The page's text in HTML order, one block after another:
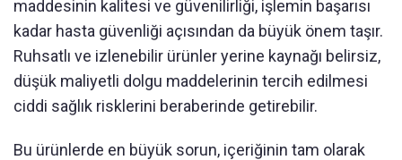
maddesinin kalitesi ve güvenilirliği, işlemin başarısı
kadar hasta güvenliği açısından da büyük önem taşır.
Ruhsatlı ve izlenebilir ürünler yerine kaynağı belirsiz,
düşük maliyetli dolgu maddelerinin tercih edilmesi
ciddi sağlık risklerini beraberinde getirebilir.
Bu ürünlerde en büyük sorun, içeriğinin tam olarak